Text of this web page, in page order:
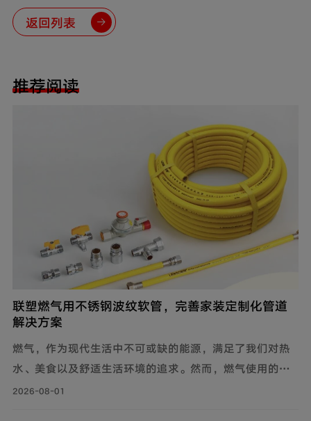
管网改造工程
返回列表
推荐阅读
联塑燃气用不锈钢波纹软管，完善家装定制化管道
解决方案
燃气，作为现代生活中不可或缺的能源，满足了我们对热
水、美食以及舒适生活环境的追求。然而，燃气使用的安
全问题同样需要关注。联塑围绕家装场景打造定制化管道
2026-08-01